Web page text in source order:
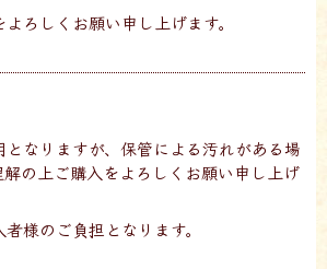
ろしくお願い申し上げます。
なりますが、保管による汚れがある場
の上ご購入をよろしくお願い申し上げ
様のご負担となります。